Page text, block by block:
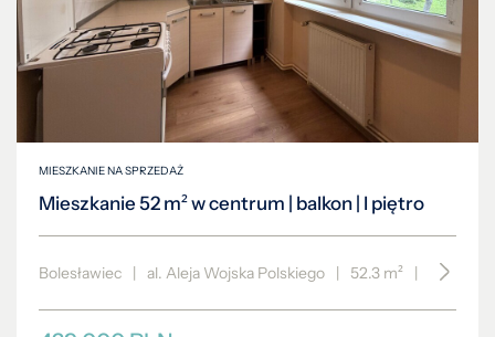
MIESZKANIE NA SPRZEDAŻ
Mieszkanie 52 m² w centrum | balkon | I piętro
Bolesławiec | al. Aleja Wojska Polskiego | 52.3 m² | piętro 1